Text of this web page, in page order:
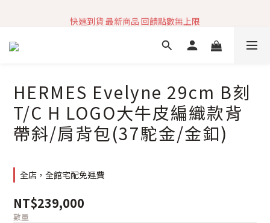
快速到貨 最新商品 回饋點數無上限
加入社群 獲取最新商品資訊
HERMES Evelyne 29cm B刻
T/C H LOGO大牛皮編織款背
帶斜/肩背包(37駝金/金釦)
全店，全館宅配免運費
NT$239,000
數量